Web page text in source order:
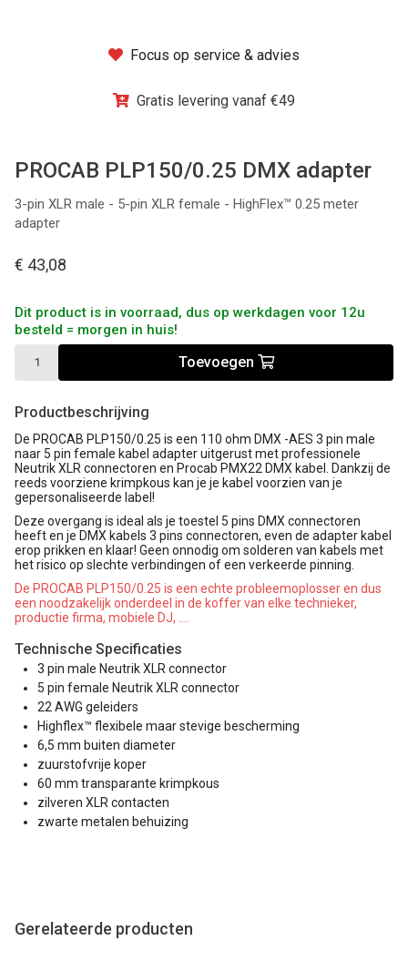
Focus op service & advies
Gratis levering vanaf €49
PROCAB PLP150/0.25 DMX adapter
3-pin XLR male - 5-pin XLR female - HighFlex™ 0.25 meter
adapter
€ 43,08
Dit product is in voorraad, dus op werkdagen voor 12u
besteld = morgen in huis!
Toevoegen
Productbeschrijving
De PROCAB PLP150/0.25 is een 110 ohm DMX -AES 3 pin male
naar 5 pin female kabel adapter uitgerust met professionele
Neutrik XLR connectoren en Procab PMX22 DMX kabel. Dankzij de
reeds voorziene krimpkous kan je je kabel voorzien van je
gepersonaliseerde label!
Deze overgang is ideal als je toestel 5 pins DMX connectoren
heeft en je DMX kabels 3 pins connectoren, even de adapter kabel
erop prikken en klaar! Geen onnodig om solderen van kabels met
het risico op slechte verbindingen of een verkeerde pinning.
De PROCAB PLP150/0.25 is een echte probleemoplosser en dus
een noodzakelijk onderdeel in de koffer van elke technieker,
productie firma, mobiele DJ, ….
Technische Specificaties
3 pin male Neutrik XLR connector
5 pin female Neutrik XLR connector
22 AWG geleiders
Highflex™ flexibele maar stevige bescherming
6,5 mm buiten diameter
zuurstofvrije koper
60 mm transparante krimpkous
zilveren XLR contacten
zwarte metalen behuizing
Gerelateerde producten